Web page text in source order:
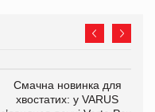
Смачна новинка для
хвостатих: у VARUS